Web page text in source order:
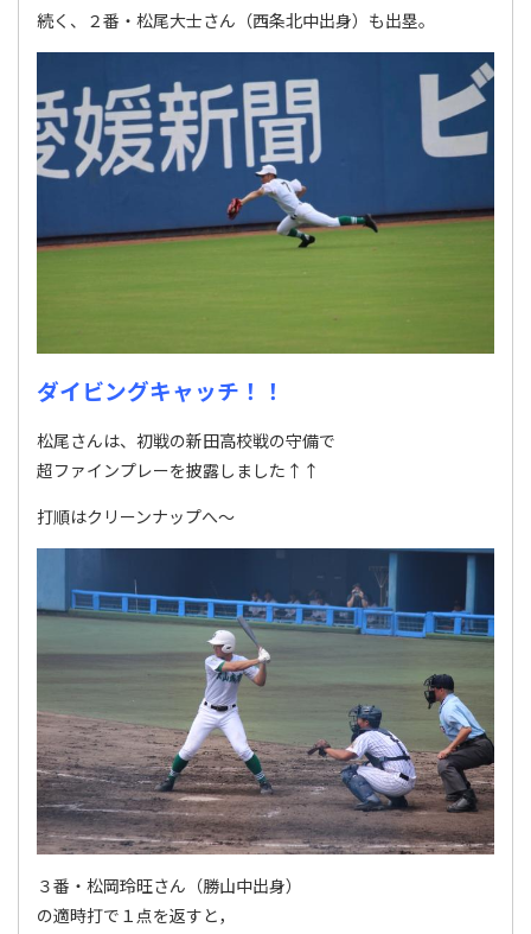
続く、２番・松尾大士さん（西条北中出身）も出塁。
ダイビングキャッチ！！
松尾さんは、初戦の新田高校戦の守備で
超ファインプレーを披露しました↑↑
打順はクリーンナップへ～
３番・松岡玲旺さん（勝山中出身）
の適時打で１点を返すと，